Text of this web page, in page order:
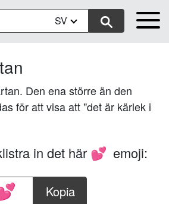
SV
Den ena större än den
för att visa att "det är kärlek i
in det här 💕 emoji:
Kopia